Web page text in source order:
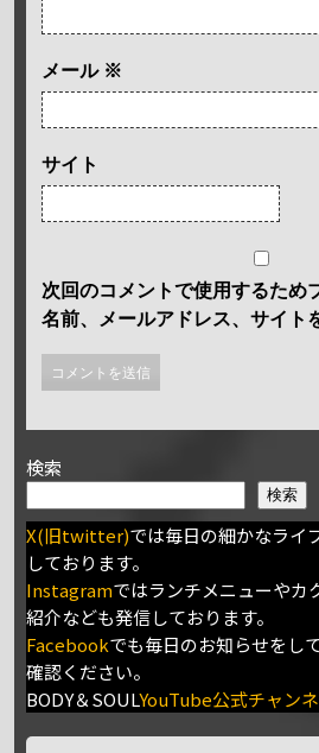
メール ※
サイト
次回のコメントで使用するため
名前、メールアドレス、サイト
検索
検索
X(旧twitter)では毎日の細かなライ
しております。
Instagramではランチメニューやカ
紹介なども発信しております。
Facebookでも毎日のお知らせをし
確認ください。
BODY＆SOULYouTube公式チャン